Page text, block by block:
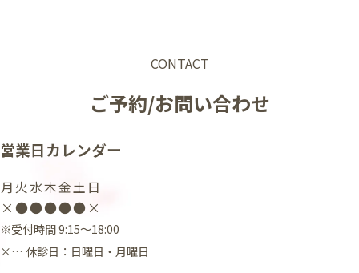
CONTACT
ご予約/お問い合わせ
営業日カレンダー
月 火水木金土 日
× ●●●●● ×
※受付時間 9:15〜18:00
× … 休診日：日曜日・月曜日